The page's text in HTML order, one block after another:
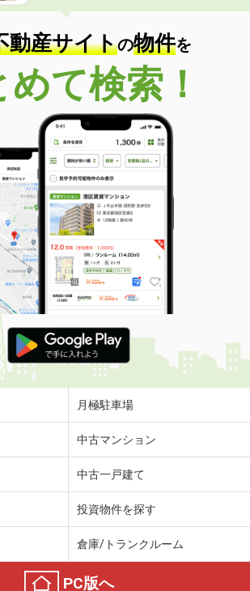
動産サイトの物件を
めて検索！
月極駐車場
中古マンション
中古一戸建て
投資物件を探す
倉庫/トランクルーム
PC版へ